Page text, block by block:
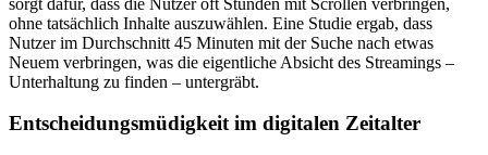
ohne tatsächlich Inhalte auszuwählen. Eine Studie ergab, dass
Nutzer im Durchschnitt 45 Minuten mit der Suche nach etwas
Neuem verbringen, was die eigentliche Absicht des Streamings –
Unterhaltung zu finden – untergräbt.
Entscheidungsmüdigkeit im digitalen Zeitalter